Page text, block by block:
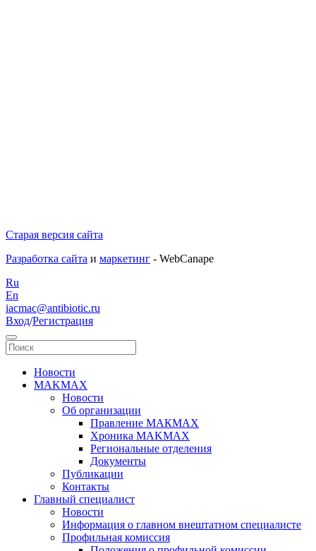
Старая версия сайта
Разработка сайта и маркетинг - WebCanape
Ru
En
iacmac@antibiotic.ru
Вход/Регистрация
Новости
MAKMAX
Новости
Об организации
Правление МАКМАХ
Хроника MAKMAX
Региональные отделения
Документы
Публикации
Контакты
Главный специалист
Новости
Информация о главном внештатном специалисте
Профильная комиссия